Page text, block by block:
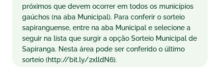
próximos que devem ocorrer em todos os municípios
gaúchos (na aba Municipal). Para conferir o sorteio
sapiranguense, entre na aba Municipal e selecione a
seguir na lista que surgir a opção Sorteio Municipal de
Sapiranga. Nesta área pode ser conferido o último
sorteio (http://bit.ly/2xlldN6).